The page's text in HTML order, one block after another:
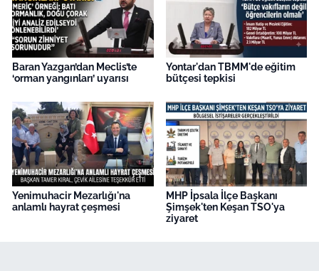
Baran Yazgan’dan Meclis’te
‘orman yangınları’ uyarısı
Yontar'dan TBMM'de eğitim
bütçesi tepkisi
Yenimuhacir Mezarlığı'na
anlamlı hayrat çeşmesi
MHP İpsala İlçe Başkanı
Şimşek'ten Keşan TSO'ya
ziyaret